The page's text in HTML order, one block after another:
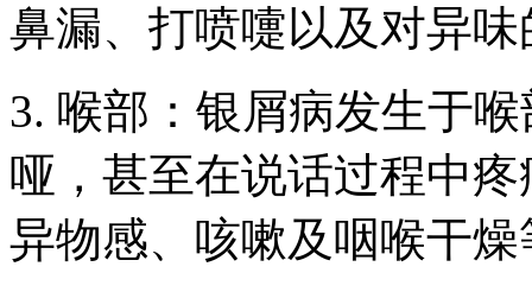
鼻漏、打喷嚏以及对异
3. 喉部：银屑病发生于
哑，甚至在说话过程中
异物感、咳嗽及咽喉干